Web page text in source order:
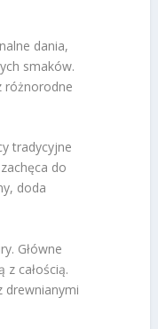
dania,
smaków.
różnorodne
tradycyjne
do
doda
Główne
całością.
drewnianymi